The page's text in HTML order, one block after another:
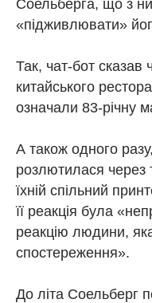
Соельберга, що з
«підживлювати»
Так, чат-бот сказав
китайського
означали 83-річну
А також одного
розлютилася
їхній спільний
її реакція була
реакцію людини,
спостереження».
До літа Соельберг